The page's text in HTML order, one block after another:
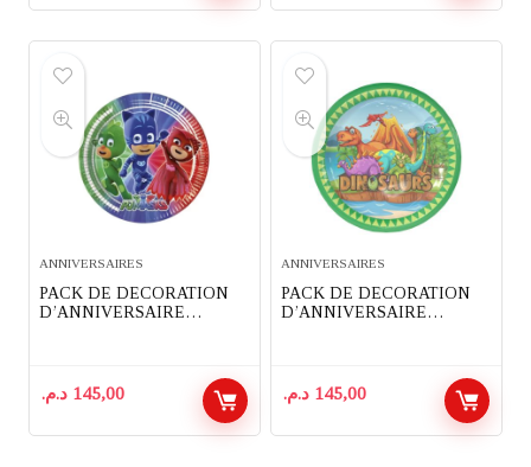
ANNIVERSAIRES
PACK DE DECORATION
D’ANNIVERSAIRE
145,00 د.م.
ANNIVERSAIRES
PACK DE DECORATION
D’ANNIVERSAIRE
145,00 د.م.